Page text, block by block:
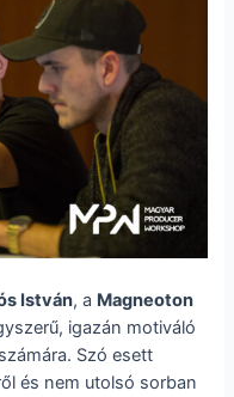
István, a Magneoton
igazán motiváló
Szó esett
és nem utolsó sorban